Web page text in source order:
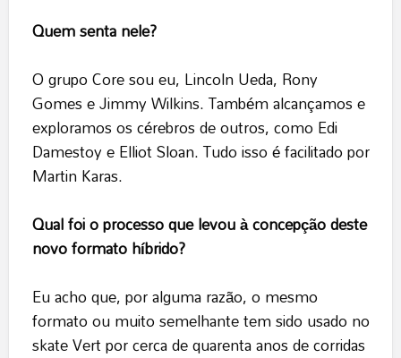
Quem senta nele?
O grupo Core sou eu, Lincoln Ueda, Rony
Gomes e Jimmy Wilkins. Também alcançamos e
exploramos os cérebros de outros, como Edi
Damestoy e Elliot Sloan. Tudo isso é facilitado por
Martin Karas.
Qual foi o processo que levou à concepção deste
novo formato híbrido?
Eu acho que, por alguma razão, o mesmo
formato ou muito semelhante tem sido usado no
skate Vert por cerca de quarenta anos de corridas